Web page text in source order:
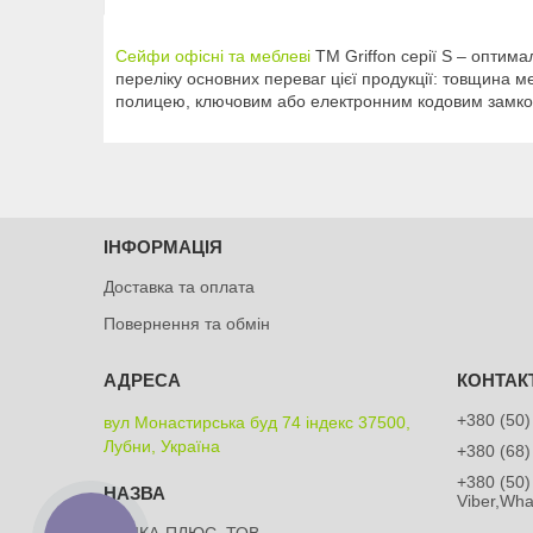
Сейфи офісні та меблеві TM Griffon серії S –
переліку основних переваг цієї продукції:
полицею, ключовим або електронним кодовим
ІНФОРМАЦІЯ
Доставка та оплата
Повернення та обмін
вул Монастирська буд 74 індекс 37500,
Лубни, Україна
+380
+380
+380